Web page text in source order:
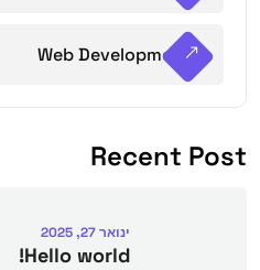
Web Development
Recent Post
ינואר 27, 2025
Hello world!